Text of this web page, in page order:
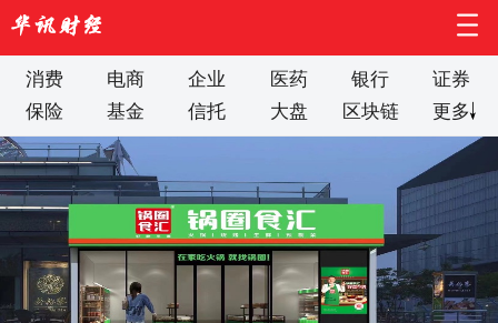
消费 电商 企业 医药 银行
证券
保险
基金 信托 大盘 区块链 更多